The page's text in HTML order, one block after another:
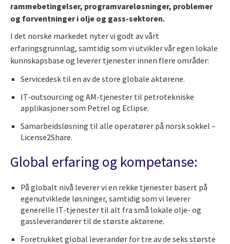
rammebetingelser, programvareløsninger, problemer
og forventninger i olje og gass-sektoren.
I det norske markedet nyter vi godt av vårt
erfaringsgrunnlag, samtidig som vi utvikler vår egen lokale
kunnskapsbase og leverer tjenester innen flere områder:
Servicedesk til en av de store globale aktørene.
IT-outsourcing og AM-tjenester til petrotekniske
applikasjoner som Petrel og Eclipse.
Samarbeidsløsning til alle operatører på norsk sokkel –
License2Share.
Global erfaring og kompetanse:
På globalt nivå leverer vi en rekke tjenester basert på
egenutviklede løsninger, samtidig som vi leverer
generelle IT-tjenester til alt fra små lokale olje- og
gassleverandører til de største aktørene.
Foretrukket global leverandør for tre av de seks største